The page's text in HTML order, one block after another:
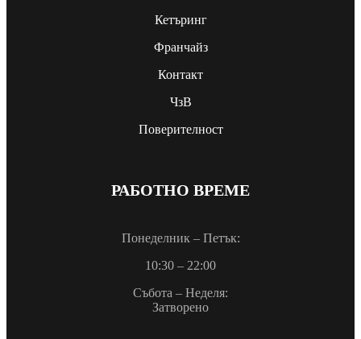
Кетъринг
Франчайз
Контакт
ЧзВ
Поверителност
РАБОТНО ВРЕМЕ
Понеделник – Петък:
10:30 – 22:00
Събота – Неделя:
Затворено